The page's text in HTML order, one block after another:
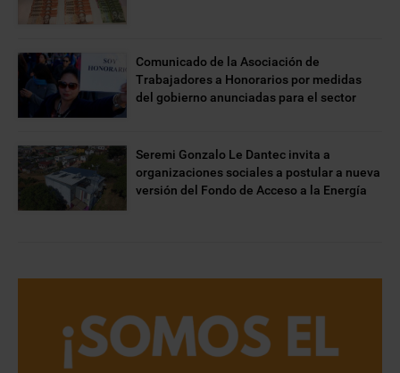
Comunicado de la Asociación de
Trabajadores a Honorarios por medidas
del gobierno anunciadas para el sector
Seremi Gonzalo Le Dantec invita a
organizaciones sociales a postular a nueva
versión del Fondo de Acceso a la Energía